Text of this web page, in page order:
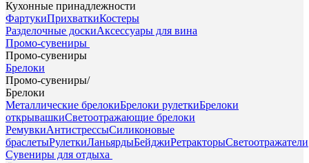
Кухонные принадлежности
ФартукиПрихваткиКостеры
Разделочные доскиАксессуары для вина
Промо-сувениры
Промо-сувениры
Брелоки
Промо-сувениры/
Брелоки
Металлические брелокиБрелоки рулеткиБрелоки
открывашкиСветоотражающие брелоки
РемувкиАнтистрессыСиликоновые
браслетыРулеткиЛаньярдыБейджиРетракторыСветоотражатели
Сувениры для отдыха